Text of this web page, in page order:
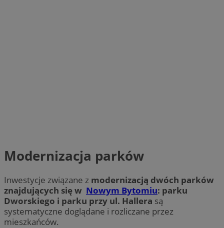
Modernizacja parków
Inwestycje związane z modernizacją dwóch parków
znajdujących się w Nowym Bytomiu: parku
Dworskiego i parku przy ul. Hallera są
systematyczne doglądane i rozliczane przez
mieszkańców.